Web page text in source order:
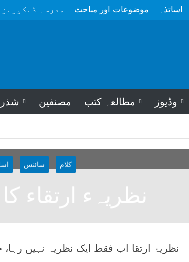
مدرسہ موضوعات اور مباحث اساتذہ
مصنفین مطالعہ کتب وڈیوز
سائنس کلام
نظریہء ارتقاء
نظریۂ ارتقا اب فقط ایک نظریہ نہیں